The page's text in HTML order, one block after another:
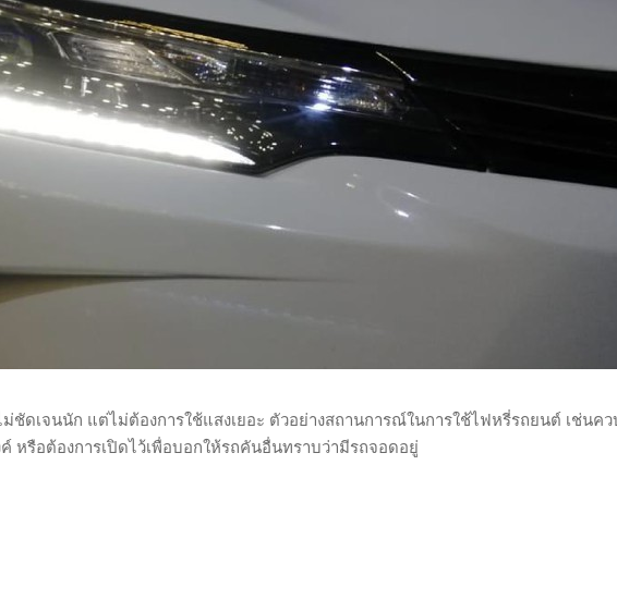
ดเจนนัก แต่ไม่ต้องการใช้แสงเยอะ ตัวอย่างสถานการณ์ในการใช้ไฟหรี่รถยนต์ เช่นค
หรือต้องการเปิดไว้เพื่อบอกให้รถคันอื่นทราบว่ามีรถจอดอยู่